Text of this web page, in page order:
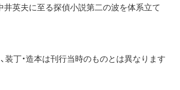
英夫に至る探偵小説第二の波を体系立て
装丁・造本は刊行当時のものとは異なります